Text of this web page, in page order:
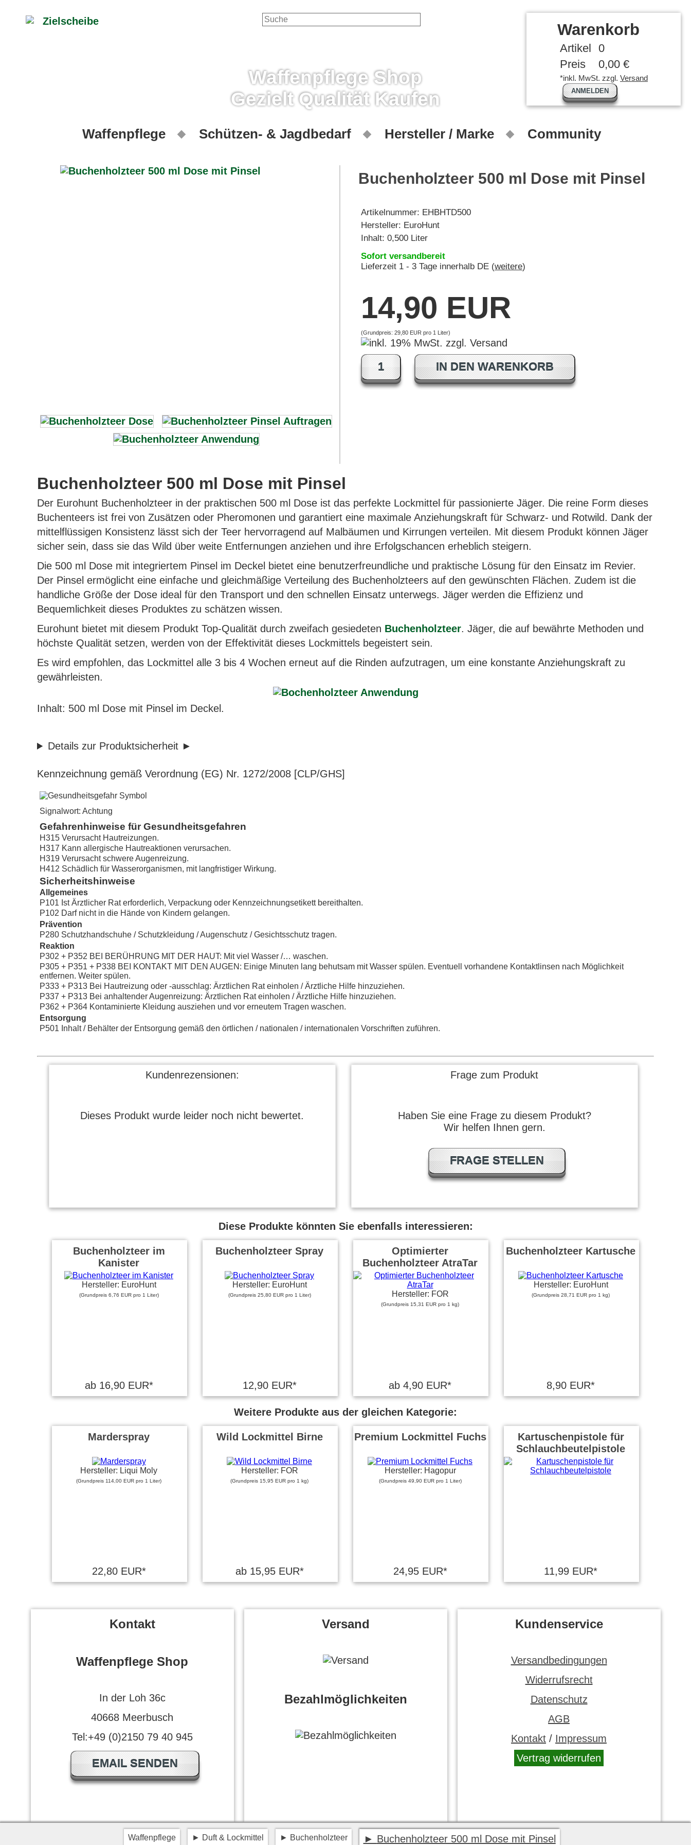
Waffenpflege Shop
Gezielt Qualität Kaufen
Warenkorb
Artikel 0
Preis
0,00 €
*inkl. MwSt. zzgl. Versand
ANMELDEN
Waffenpflege Schützen- & Jagdbedarf Hersteller / Marke Community
Buchenholzteer 500 ml Dose mit Pinsel
Artikelnummer: EHBHTD500
Hersteller: EuroHunt
Inhalt: 0,500 Liter
Sofort versandbereit
Lieferzeit 1 - 3 Tage innerhalb DE (weitere)
14,90 EUR
(Grundpreis: 29,80 EUR pro 1 Liter)
IN DEN WARENKORB
Buchenholzteer 500 ml Dose mit Pinsel
Der Eurohunt Buchenholzteer in der praktischen 500 ml Dose ist das perfekte Lockmittel für passionierte Jäger. Die reine Form dieses
Buchenteers ist frei von Zusätzen oder Pheromonen und garantiert eine maximale Anziehungskraft für Schwarz- und Rotwild. Dank der
mittelflüssigen Konsistenz lässt sich der Teer hervorragend auf Malbäumen und Kirrungen verteilen. Mit diesem Produkt können Jäger
sicher sein, dass sie das Wild über weite Entfernungen anziehen und ihre Erfolgschancen erheblich steigern.
Die 500 ml Dose mit integriertem Pinsel im Deckel bietet eine benutzerfreundliche und praktische Lösung für den Einsatz im Revier.
Der Pinsel ermöglicht eine einfache und gleichmäßige Verteilung des Buchenholzteers auf den gewünschten Flächen. Zudem ist die
handliche Größe der Dose ideal für den Transport und den schnellen Einsatz unterwegs. Jäger werden die Effizienz und
Bequemlichkeit dieses Produktes zu schätzen wissen.
Eurohunt bietet mit diesem Produkt Top-Qualität durch zweifach gesiedeten Buchenholzteer. Jäger, die auf bewährte Methoden und
höchste Qualität setzen, werden von der Effektivität dieses Lockmittels begeistert sein.
Es wird empfohlen, das Lockmittel alle 3 bis 4 Wochen erneut auf die Rinden aufzutragen, um eine konstante Anziehungskraft zu
gewährleisten.
Inhalt: 500 ml Dose mit Pinsel im Deckel.
Details zur Produktsicherheit
Kennzeichnung gemäß Verordnung (EG) Nr. 1272/2008 [CLP/GHS]
Signalwort: Achtung
Gefahrenhinweise für Gesundheitsgefahren
H315 Verursacht Hautreizungen.
H317 Kann allergische Hautreaktionen verursachen.
H319 Verursacht schwere Augenreizung.
H412 Schädlich für Wasserorganismen, mit langfristiger Wirkung.
Sicherheitshinweise
Allgemeines
P101 Ist Ärztlicher Rat erforderlich, Verpackung oder Kennzeichnungsetikett bereithalten.
P102 Darf nicht in die Hände von Kindern gelangen.
Prävention
P280 Schutzhandschuhe / Schutzkleidung / Augenschutz / Gesichtsschutz tragen.
Reaktion
P302 + P352 BEI BERÜHRUNG MIT DER HAUT: Mit viel Wasser /… waschen.
P305 + P351 + P338 BEI KONTAKT MIT DEN AUGEN: Einige Minuten lang behutsam mit Wasser spülen. Eventuell vorhandene Kontaktlinsen nach Möglichkeit
entfernen. Weiter spülen.
P333 + P313 Bei Hautreizung oder -ausschlag: Ärztlichen Rat einholen / Ärztliche Hilfe hinzuziehen.
P337 + P313 Bei anhaltender Augenreizung: Ärztlichen Rat einholen / Ärztliche Hilfe hinzuziehen.
P362 + P364 Kontaminierte Kleidung ausziehen und vor erneutem Tragen waschen.
Entsorgung
P501 Inhalt / Behälter der Entsorgung gemäß den örtlichen / nationalen / internationalen Vorschriften zuführen.
Kundenrezensionen:
Dieses Produkt wurde leider noch nicht bewertet.
Frage zum Produkt
Haben Sie eine Frage zu diesem Produkt?
Wir helfen Ihnen gern.
FRAGE STELLEN
Diese Produkte könnten Sie ebenfalls interessieren:
Buchenholzteer im
Kanister
Hersteller: EuroHunt
(Grundpreis 6,76 EUR pro 1 Liter)
ab 16,90 EUR*
Buchenholzteer Spray
Hersteller: EuroHunt
(Grundpreis 25,80 EUR pro 1 Liter)
12,90 EUR*
Optimierter
Buchenholzteer AtraTar
Hersteller: FOR
(Grundpreis 15,31 EUR pro 1 kg)
ab 4,90 EUR*
Buchenholzteer Kartusche
Hersteller: EuroHunt
(Grundpreis 28,71 EUR pro 1 kg)
8,90 EUR*
Weitere Produkte aus der gleichen Kategorie:
Marderspray
Hersteller: Liqui Moly
(Grundpreis 114,00 EUR pro 1 Liter)
22,80 EUR*
Wild Lockmittel Birne
Hersteller: FOR
(Grundpreis 15,95 EUR pro 1 kg)
ab 15,95 EUR*
Premium Lockmittel Fuchs
Hersteller: Hagopur
(Grundpreis 49,90 EUR pro 1 Liter)
24,95 EUR*
Kartuschenpistole für
Schlauchbeutelpistole
11,99 EUR*
Waffenpflege Duft & Lockmittel Buchenholzteer Buchenholzteer 500 ml Dose mit Pinsel
Kontakt
Waffenpflege Shop
In der Loh 36c
40668 Meerbusch
Tel:+49 (0)2150 79 40 945
EMAIL SENDEN
Versand
Bezahlmöglichkeiten
Kundenservice
Versandbedingungen
Widerrufsrecht
Datenschutz
AGB
Kontakt / Impressum
Vertrag widerrufen